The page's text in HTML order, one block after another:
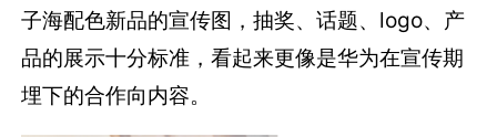
子海配色新品的宣传图，抽奖、话题、logo、产
品的展示十分标准，看起来更像是华为在宣传期
埋下的合作向内容。